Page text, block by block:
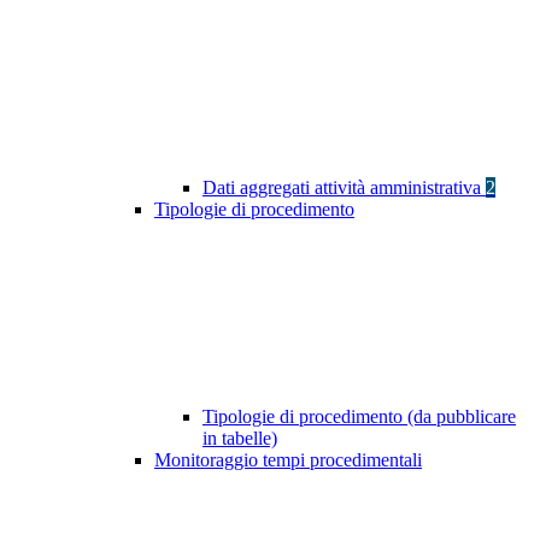
Dati aggregati attività amministrativa 2
Tipologie di procedimento
Tipologie di procedimento (da pubblicare
in tabelle)
Monitoraggio tempi procedimentali